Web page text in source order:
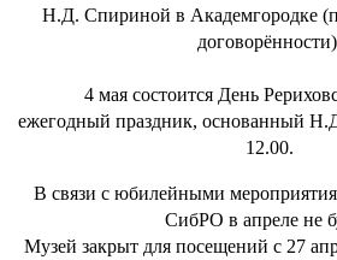
Н.Д. Спириной в Академгородке
4 мая состоится День
ежегодный праздник, основанный
12.00.
В связи с юбилейными
СибРО в апреле не
Музей закрыт для посещений с 27